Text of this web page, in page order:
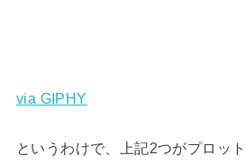
via GIPHY
というわけで、上記2つがプロッ